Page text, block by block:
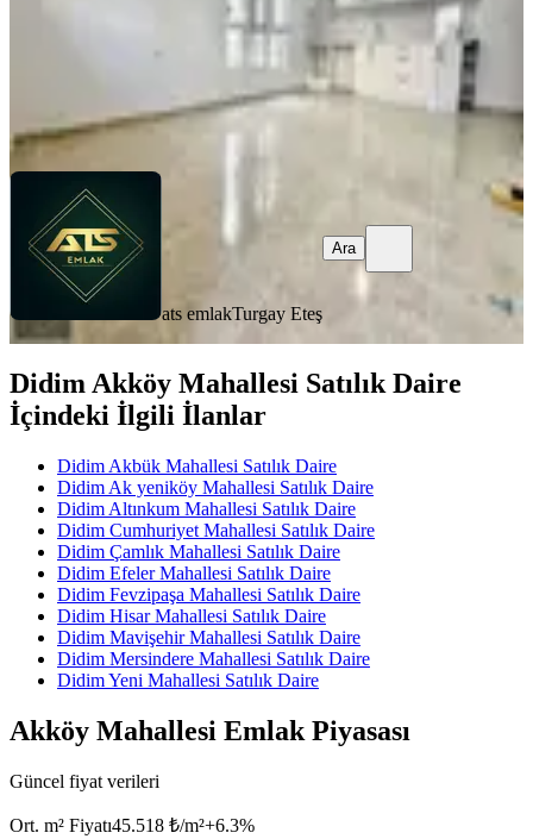
Ara
ats emlakTurgay Eteş
Ara
Didim Akköy Mahallesi Satılık Daire
İçindeki İlgili İlanlar
Didim Akbük Mahallesi Satılık Daire
Didim Ak yeniköy Mahallesi Satılık Daire
Didim Altınkum Mahallesi Satılık Daire
Didim Cumhuriyet Mahallesi Satılık Daire
Didim Çamlık Mahallesi Satılık Daire
Didim Efeler Mahallesi Satılık Daire
Didim Fevzipaşa Mahallesi Satılık Daire
Didim Hisar Mahallesi Satılık Daire
Didim Mavişehir Mahallesi Satılık Daire
Didim Mersindere Mahallesi Satılık Daire
Didim Yeni Mahallesi Satılık Daire
Akköy Mahallesi Emlak Piyasası
Güncel fiyat verileri
Ort. m² Fiyatı45.518 ₺/m²+6.3%